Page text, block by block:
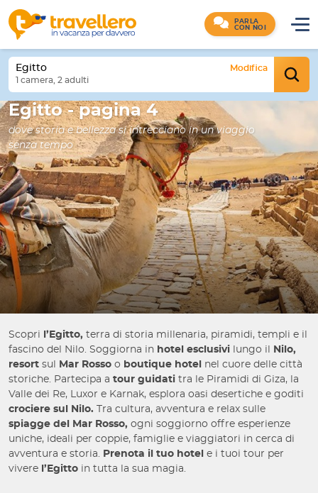
PARLA
CON NOI
Egitto
Modifica
1 camera, 2 adulti
Egitto - pagina 4
dove storia e bellezza si intrecciano in un viaggio
senza tempo
Scopri l’Egitto, terra di storia millenaria, piramidi, templi e il
fascino del Nilo. Soggiorna in hotel esclusivi lungo il
Nilo,
resort sul Mar Rosso o boutique hotel
nel cuore delle città
storiche. Partecipa a tour guidati tra le Piramidi di Giza, la
Valle dei Re, Luxor e Karnak, esplora oasi desertiche e goditi
crociere sul Nilo. Tra cultura, avventura e relax sulle
spiagge del Mar Rosso, ogni soggiorno offre esperienze
uniche, ideali per coppie, famiglie e viaggiatori in cerca di
avventura e storia. Prenota il tuo hotel e i tuoi tour per
vivere l’Egitto in tutta la sua magia.